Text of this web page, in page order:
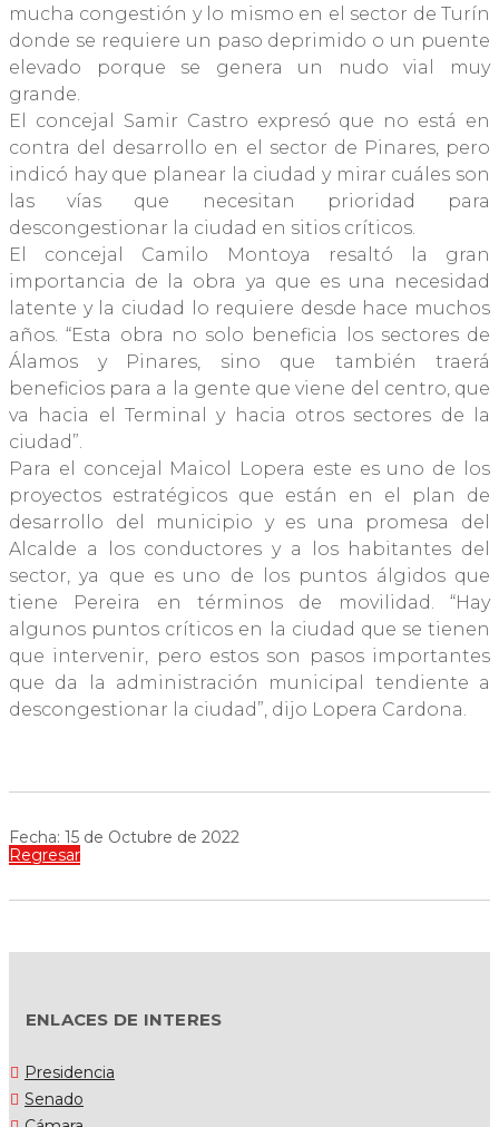
mucha congestión y lo mismo en el sector de Turín
donde se requiere un paso deprimido o un puente
elevado porque se genera un nudo vial muy
grande.
El concejal Samir Castro expresó que no está en
contra del desarrollo en el sector de Pinares, pero
indicó hay que planear la ciudad y mirar cuáles son
las vías que necesitan prioridad para
descongestionar la ciudad en sitios críticos.
El concejal Camilo Montoya resaltó la gran
importancia de la obra ya que es una necesidad
latente y la ciudad lo requiere desde hace muchos
años. “Esta obra no solo beneficia los sectores de
Álamos y Pinares, sino que también traerá
beneficios para a la gente que viene del centro, que
va hacia el Terminal y hacia otros sectores de la
ciudad”.
Para el concejal Maicol Lopera este es uno de los
proyectos estratégicos que están en el plan de
desarrollo del municipio y es una promesa del
Alcalde a los conductores y a los habitantes del
sector, ya que es uno de los puntos álgidos que
tiene Pereira en términos de movilidad. “Hay
algunos puntos críticos en la ciudad que se tienen
que intervenir, pero estos son pasos importantes
que da la administración municipal tendiente a
descongestionar la ciudad”, dijo Lopera Cardona.
Fecha: 15 de Octubre de 2022
Regresar
ENLACES DE INTERES
Presidencia
Senado